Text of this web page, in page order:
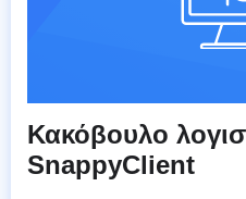
Κακόβουλο
SnappyClient